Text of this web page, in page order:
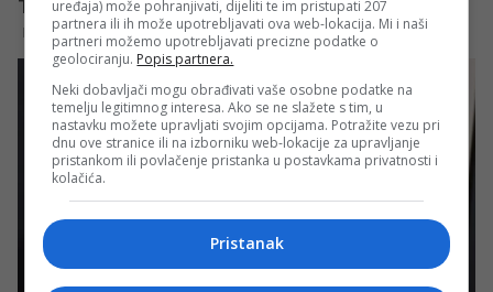
uređaja) može pohranjivati, dijeliti te im pristupati 207
partnera ili ih može upotrebljavati ova web-lokacija. Mi i naši
partneri možemo upotrebljavati precizne podatke o
geolociranju. Popis partnera.
Neki dobavljači mogu obrađivati vaše osobne podatke na
temelju legitimnog interesa. Ako se ne slažete s tim, u
nastavku možete upravljati svojim opcijama. Potražite vezu pri
dnu ove stranice ili na izborniku web-lokacije za upravljanje
pristankom ili povlačenje pristanka u postavkama privatnosti i
kolačića.
Pristanak